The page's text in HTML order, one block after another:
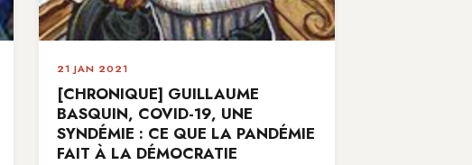
21 JAN 2021
[CHRONIQUE] GUILLAUME
BASQUIN, COVID-19, UNE
SYNDÉMIE : CE QUE LA PANDÉMIE
FAIT À LA DÉMOCRATIE